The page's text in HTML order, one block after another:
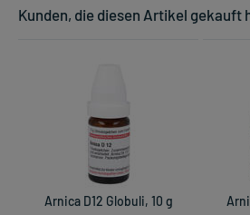
Kunden, die diesen Artikel gekauft
Arnica D12 Globuli, 10 g